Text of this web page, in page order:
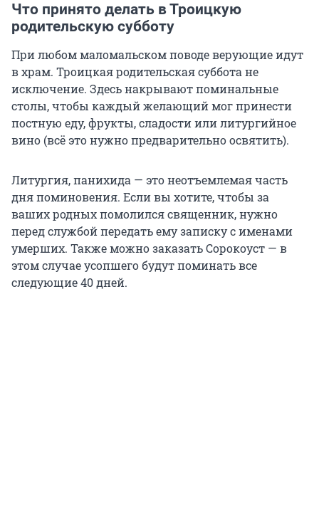
Что принято делать в Троицкую
родительскую субботу
При любом маломальском поводе верующие идут
в храм. Троицкая родительская суббота не
исключение. Здесь накрывают поминальные
столы, чтобы каждый желающий мог принести
постную еду, фрукты, сладости или литургийное
вино (всё это нужно предварительно освятить).
Литургия, панихида — это неотъемлемая часть
дня поминовения. Если вы хотите, чтобы за
ваших родных помолился священник, нужно
перед службой передать ему записку с именами
умерших. Также можно заказать Сорокоуст — в
этом случае усопшего будут поминать все
следующие 40 дней.